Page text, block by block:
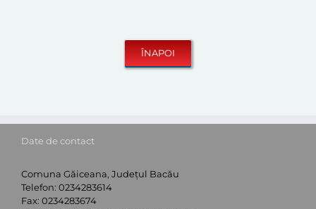
Date de contact
Comuna Găiceana, Județul Bacău
Telefon: 0234283614
Fax: 0234283674